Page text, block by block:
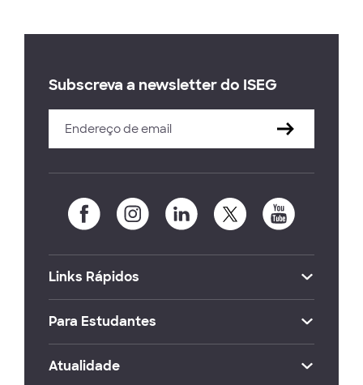
Subscreva a newsletter do ISEG
Links Rápidos
Para Estudantes
Atualidade